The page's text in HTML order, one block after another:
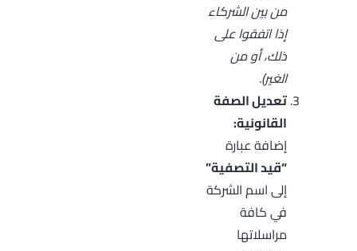
من بين الشركاء
إذا اتفقوا على
ذلك، أو من
الغير).
تعديل الصفة
القانونية:
إضافة عبارة
“قيد التصفية”
إلى اسم الشركة
في كافة
مراسلاتها